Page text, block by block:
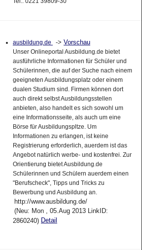
Tel.: 0221 39809-30
ausbildung.de -> Vorschau
Unser Onlineportal Ausbildung.de bietet
ausführliche Informationen für Schüler und
Schülerinnen, die auf der Suche nach einem
geeigneten Ausbildungsplatz oder einem
dualen Studium sind. Firmen können dort
auch direkt selbst Ausbildungsstellen
anbieten, also handelt es sich sowohl um
eine Informationsseite, als auch um eine
Börse für Ausbildungspltze. Um
Informationen zu erlangen, ist keine
Registrierung erforderlich, auerdem ist das
Angebot natürlich werbe- und kostenfrei. Zur
Orientierung bietet Ausbildung.de
Schülerinnen und Schülern auerdem einen
"Berufscheck", Tipps und Tricks zu
Bewerbung und Ausbildung an.
http://www.ausbildung.de/
(Neu: Mon , 05.Aug 2013 LinkID:
2860240) Detail